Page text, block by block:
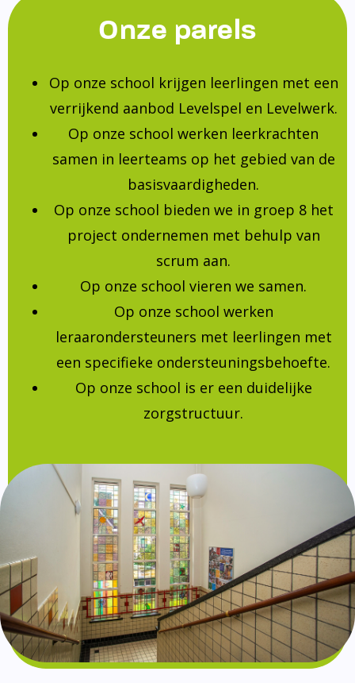
Onze parels
Op onze school krijgen leerlingen met een
verrijkend aanbod Levelspel en Levelwerk.
Op onze school werken leerkrachten
samen in leerteams op het gebied van de
basisvaardigheden.
Op onze school bieden we in groep 8 het
project ondernemen met behulp van
scrum aan.
Op onze school vieren we samen.
Op onze school werken
leraarondersteuners met leerlingen met
een specifieke ondersteuningsbehoefte.
Op onze school is er een duidelijke
zorgstructuur.